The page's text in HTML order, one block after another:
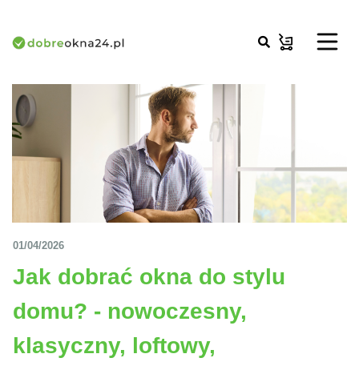
01/04/2026
Jak dobrać okna do stylu
domu? - nowoczesny,
klasyczny, loftowy,